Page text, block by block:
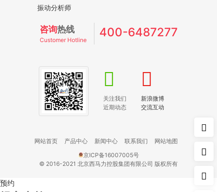
振动分析师
咨询热线
Customer Hotline
400-6487277
关注我们
近期动态
新浪微博
交流互动
网站首页 产品中心 新闻中心 联系我们
网站地图
京ICP备16007005号
© 2016-2021 北京西马力控股集团有限公司 版权所有
预约